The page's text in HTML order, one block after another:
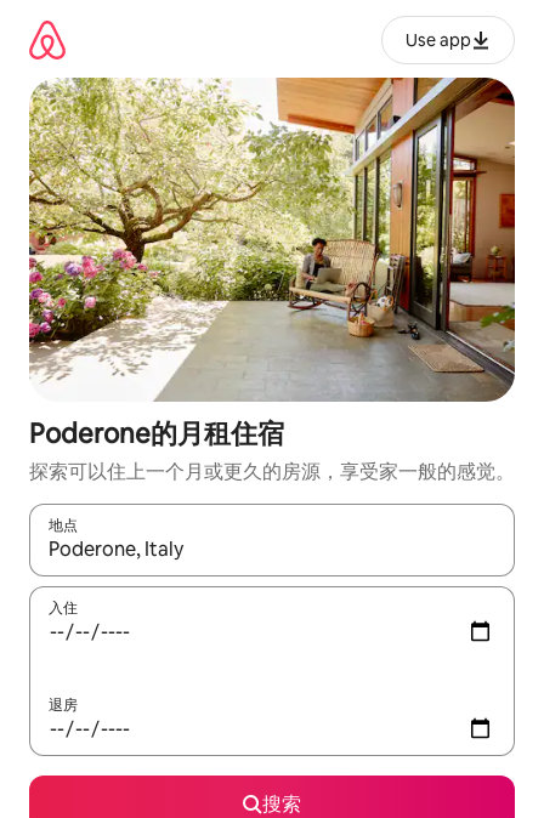
Use app
Poderone的月租住宿
探索可以住上一个月或更久的房源，享受家一般的感觉。
地点
如有搜索结果，请使用上下方向键查看，或通过点击或滑动手势
入住
退房
搜索